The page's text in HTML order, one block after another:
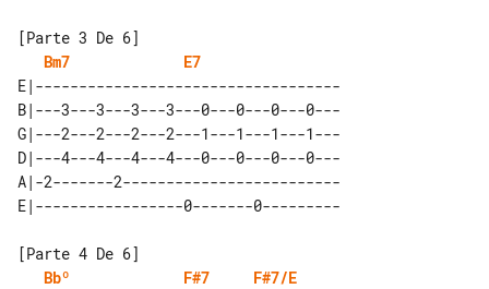
Bm7
E7
E|-----------------------------------
B|---3---3---3---3---0---0---0---0---
G|---2---2---2---2---1---1---1---1---
D|---4---4---4---4---0---0---0---0---
A|-2-------2-------------------------
Bbº
F#7
F#7/E